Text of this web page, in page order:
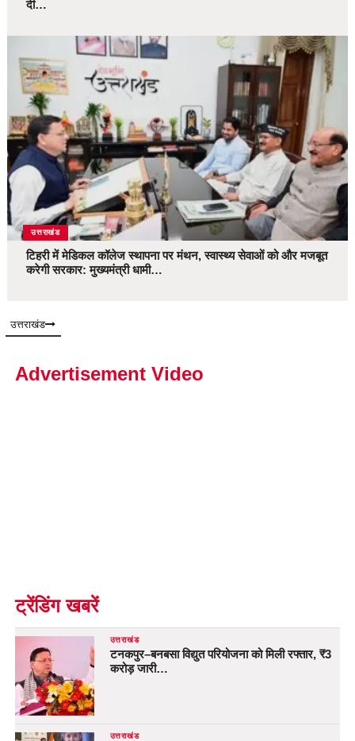
दी…
उत्तराखंड
टिहरी में मेडिकल कॉलेज स्थापना पर मंथन, स्वास्थ्य सेवाओं को और मजबूत
करेगी सरकार: मुख्यमंत्री धामी…
उत्तराखंड
Advertisement Video
ट्रेंडिंग खबरें
उत्तराखंड
टनकपुर–बनबसा विद्युत परियोजना को मिली रफ्तार, ₹3
करोड़ जारी…
उत्तराखंड